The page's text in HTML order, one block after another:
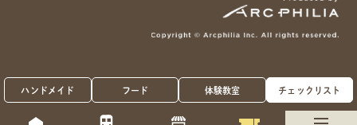
ハンドメイド フード 体験教室 チェックリスト